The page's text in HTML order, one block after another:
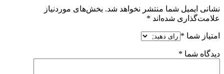
نشانی ایمیل شما منتشر نخواهد شد. بخش‌های موردنیاز
علامت‌گذاری شده‌اند *
امتیاز شما *
دیدگاه شما *